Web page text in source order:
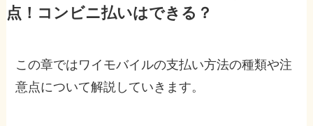
点！コンビニ払いはできる？
この章ではワイモバイルの支払い方法の種類や注
意点について解説していきます。